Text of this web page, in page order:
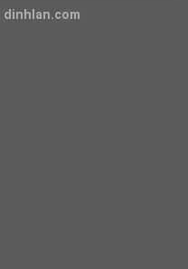
dinhlan.com